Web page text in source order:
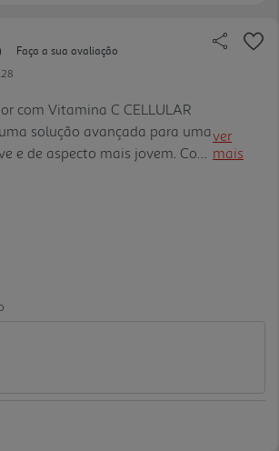
Faça a sua avaliação
com Vitamina C CELLULAR
uma solução avançada para uma
e de aspecto mais jovem. Com
e não oleosa, o Cellular Expert
para proteger dos radicais
pelo sol), ajudando a
os primei ros sinais de
terceiro ingrediente ativo é um
apoiar ativamente o nível de
ver
mais